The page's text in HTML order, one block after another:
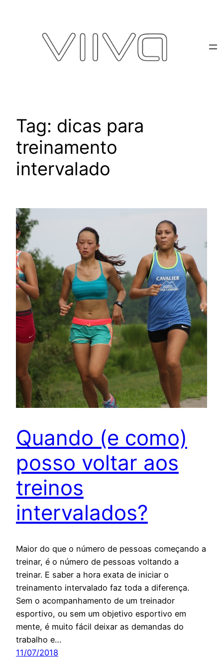
Tag: dicas para
treinamento
intervalado
Quando (e como)
posso voltar aos
treinos
intervalados?
Maior do que o número de pessoas começando a
treinar, é o número de pessoas voltando a
treinar. E saber a hora exata de iniciar o
treinamento intervalado faz toda a diferença.
Sem o acompanhamento de um treinador
esportivo, ou sem um objetivo esportivo em
mente, é muito fácil deixar as demandas do
trabalho e…
11/07/2018